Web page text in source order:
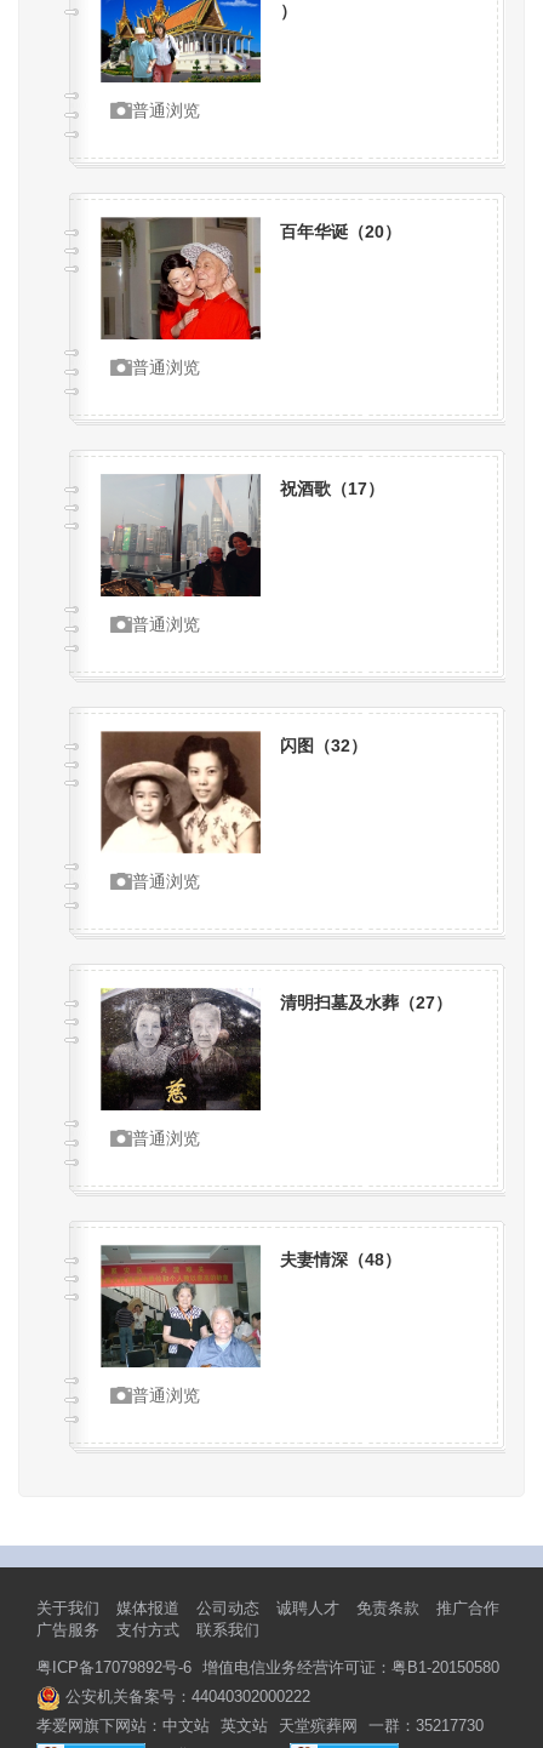
）
普通浏览
百年华诞（20）
普通浏览
祝酒歌（17）
普通浏览
闪图（32）
普通浏览
清明扫墓及水葬（27）
普通浏览
夫妻情深（48）
普通浏览
关于我们 媒体报道 公司动态 诚聘人才 免责条款
推广合作
广告服务
支付方式 联系我们
粤ICP备17079892号-6 增值电信业务经营许可证：粤B1-20150580
公安机关备案号：44040302000222
孝爱网旗下网站： 中文站 英文站 天堂殡葬网
一群：35217730